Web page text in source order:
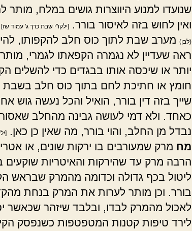
שנועדו למנוע היווצרות גושים במלח,
ואין לחוש בזה לאיסור בורר.
[ילקו"י שבת כרך ג' עמוד שז]
(לבן) מערב שבת לתוך כוס חלב להקפותו,
ראה שעדיין לא נגמרה הקפאתו לגמרי,
יותר או שיכסה אותו בבגדים כדי להשלים
חומץ או חתיכת לחם בתוך כוס חלב בשבת
שייך בזה דין בורר, הואיל והכל נעשה גוש
כאחד. ולא דמי לעושה גבינה מהחלב
נבדל מן החלב, והוי בורר, מה שאין כן כאן.
מח מרק שמעורבים בו ירקות שונים, או
הרבה מרק עד שהירקות והאיטריות
ליטול בכף גדולה וכדומה מהמרק שבראש
בורר. וכן מותר לערות את המרק בנחת
לאכול מהמרק לבדו, ובלבד שיזהר שכאשר
לירד טיפות קטנות המטפטפות כשנפסק